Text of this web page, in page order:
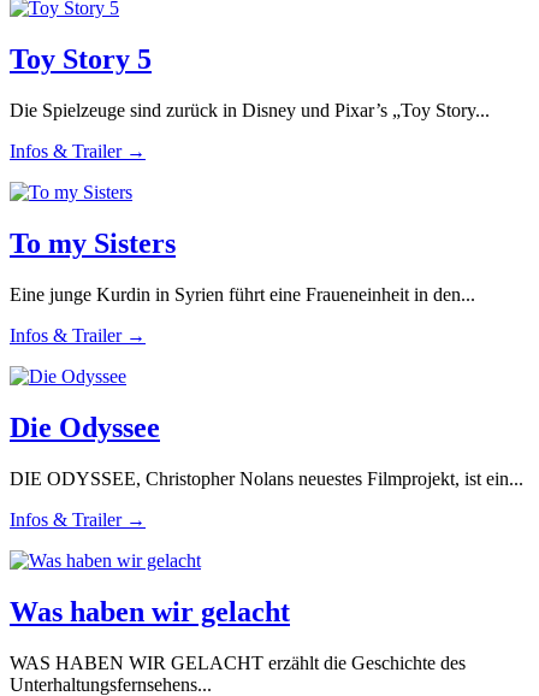
Toy Story 5
Die Spielzeuge sind zurück in Disney und Pixar’s „Toy Story...
Infos & Trailer →
To my Sisters
Eine junge Kurdin in Syrien führt eine Fraueneinheit in den...
Infos & Trailer →
Die Odyssee
DIE ODYSSEE, Christopher Nolans neuestes Filmprojekt, ist ein...
Infos & Trailer →
Was haben wir gelacht
WAS HABEN WIR GELACHT erzählt die Geschichte des
Unterhaltungsfernsehens...